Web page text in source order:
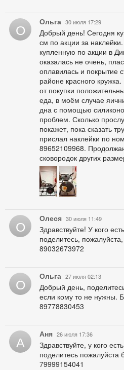
О Ольга 30 июля 17:29
Добрый день! Сегодня
см по акции за
купленную по акции в
оказалась не очень,
оплавилась и покрытие
районе красного
от покупки
еда, в моём случае
дна с помощью
проблем. Сколько
покажет, пока сказать
прислал наклейки по
89652109968.
сковородок других
О Олеся 30 июля 11:49
Здравствуйте! У кого
поделитесь,
89032673972
О Ольга 27 июля 02:13
Добрый день,
если кому то не нужны.
89778830453
А Аня 26 июля 17:36
Здравствуйте, у кого
поделитесь пожалуйста
79999154041